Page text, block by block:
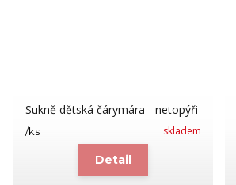
Sukně dětská čárymára - netopýři
/ks skladem
Detail